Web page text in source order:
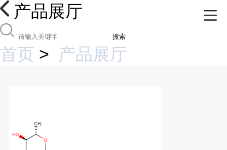
产品展厅
搜索
首页 > 产品展厅